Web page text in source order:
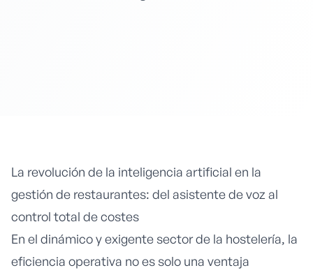
La revolución de la inteligencia artificial en la
gestión de restaurantes: del asistente de voz al
control total de costes
En el dinámico y exigente sector de la hostelería, la
eficiencia operativa no es solo una ventaja